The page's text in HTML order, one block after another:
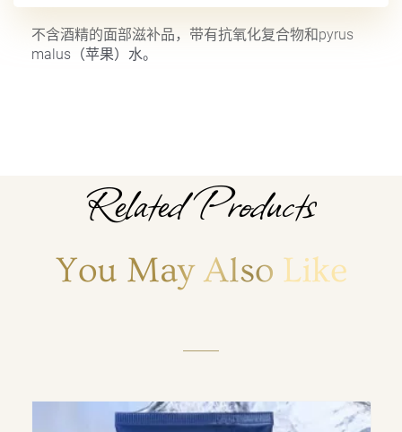
不含酒精的面部滋补品，带有抗氧化复合物和pyrus
malus（苹果）水。
Related Products
You May Also Like